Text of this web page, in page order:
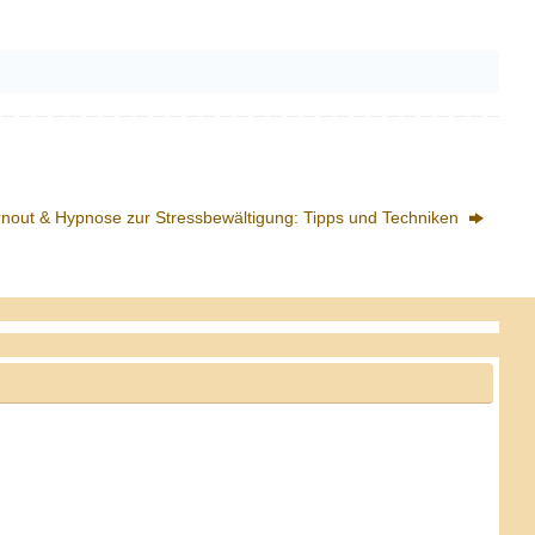
& Hypnose zur Stressbewältigung: Tipps und Techniken